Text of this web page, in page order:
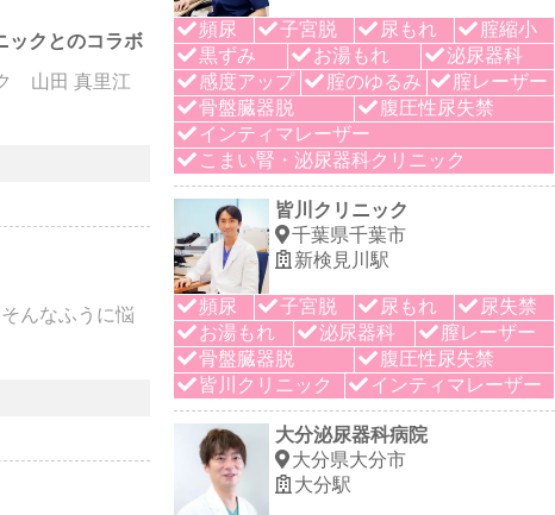
ックとのコラボ
山田 真里江
んなふうに悩
頻尿 子宮脱 尿もれ
腟縮小
黒ずみ
お湯もれ
泌尿器科
感度アップ
腟のゆるみ
腟レーザー
骨盤臓器脱
腹圧性尿失禁
インティマレーザー
こまい腎・泌尿器科クリニック
皆川クリニック
千葉県千葉市
新検見川駅
頻尿 子宮脱 尿もれ
尿失禁
お湯もれ
泌尿器科
膣レーザー
骨盤臓器脱
腹圧性尿失禁
皆川クリニック
インティマレーザー
大分泌尿器科病院
大分県大分市
大分駅